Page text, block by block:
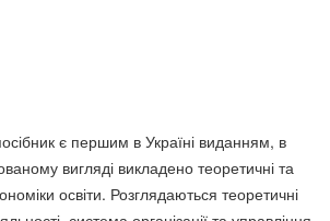
є першим в Україні виданням, в
вигляді викладено теоретичні та
освіти. Розглядаються теоретичні